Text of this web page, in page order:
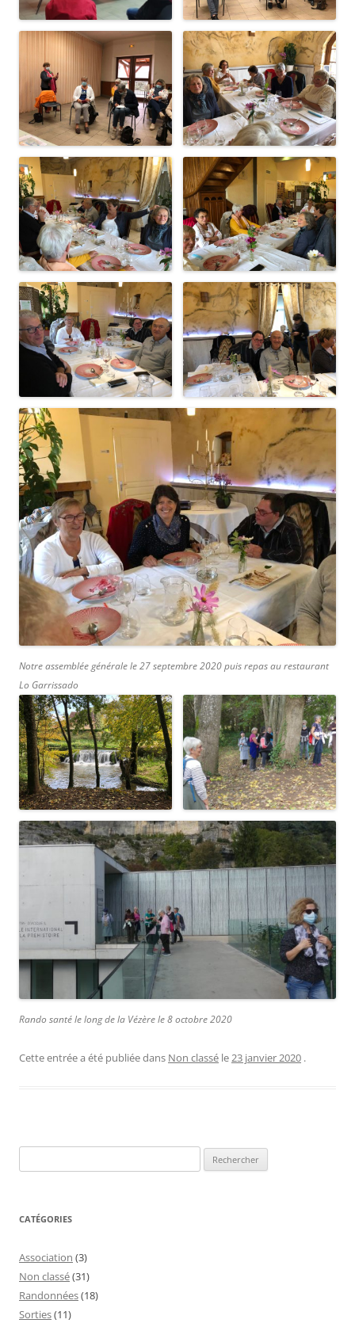
Notre assemblée générale le 27 septembre 2020 puis repas au restaurant
Lo Garrissado
Rando santé le long de la Vézère le 8 octobre 2020
Cette entrée a été publiée dans Non classé le23 janvier 2020 .
CATÉGORIES
Association (3)
Non classé(31)
Randonnées(18)
Sorties(11)